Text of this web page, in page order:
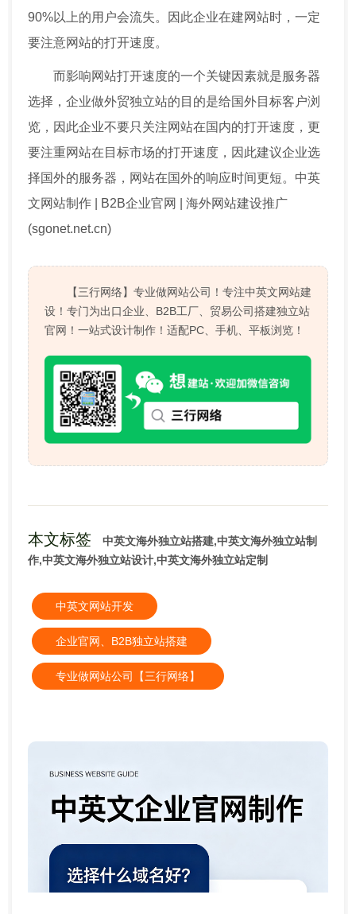
90%以上的用户会流失。因此企业在建网站时，一定
要注意网站的打开速度。
而影响网站打开速度的一个关键因素就是服务器
选择，企业做外贸独立站的目的是给国外目标客户浏
览，因此企业不要只关注网站在国内的打开速度，更
要注重网站在目标市场的打开速度，因此建议企业选
择国外的服务器，网站在国外的响应时间更短。 中英
文网站制作 | B2B企业官网 | 海外网站建设推广
(sgonet.net.cn)
【三行网络】专业做网站公司！专注中英文网站建
设！专门为出口企业、B2B工厂、贸易公司搭建独立站
官网！一站式设计制作！适配PC、手机、平板浏览！
本文标签
中英文海外独立站搭建,中英文海外独立站制
作,中英文海外独立站设计,中英文海外独立站定制
中英文网站开发
企业官网、B2B独立站搭建
专业做网站公司【三行网络】